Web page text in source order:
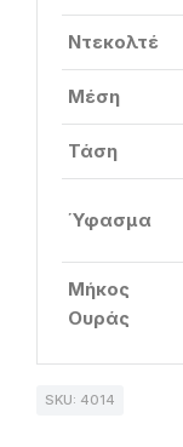
Ντεκολτέ
Μέση
Τάση
Ύφασμα
Μήκος
Ουράς
SKU: 4014